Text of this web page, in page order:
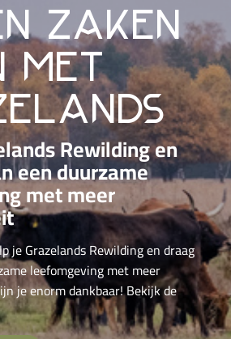
zaken
met
Rewilding en
een duurzame
met meer
je Grazelands Rewilding en draag
leefomgeving met meer
je enorm dankbaar! Bekijk de